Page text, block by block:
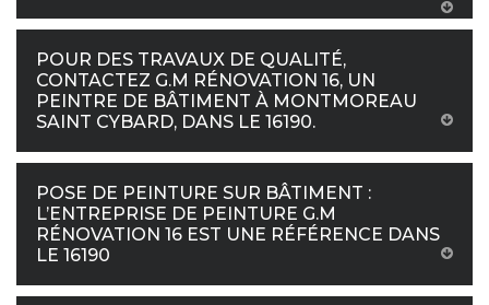
POUR DES TRAVAUX DE QUALITÉ,
CONTACTEZ G.M RÉNOVATION 16, UN
PEINTRE DE BÂTIMENT À MONTMOREAU
SAINT CYBARD, DANS LE 16190.
POSE DE PEINTURE SUR BÂTIMENT :
L’ENTREPRISE DE PEINTURE G.M
RÉNOVATION 16 EST UNE RÉFÉRENCE DANS
LE 16190